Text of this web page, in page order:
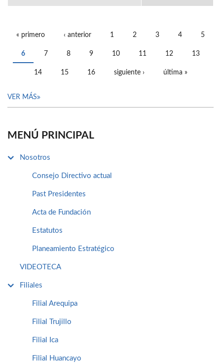
« primero ‹ anterior 1 2 3 4 5
6 7 8 9 10 11 12 13
14 15 16 siguiente › última »
VER MÁS
MENÚ PRINCIPAL
Nosotros
Consejo Directivo actual
Past Presidentes
Acta de Fundación
Estatutos
Planeamiento Estratégico
VIDEOTECA
Filiales
Filial Arequipa
Filial Trujillo
Filial Ica
Filial Huancayo